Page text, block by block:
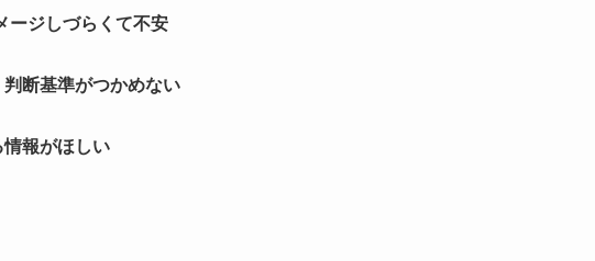
ージしづらくて不安
断基準がつかめない
報がほしい